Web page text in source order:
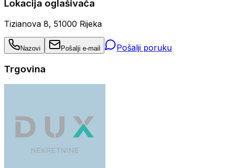
Lokacija oglašivača
Tizianova 8, 51000 Rijeka
Nazovi Pošalji e-mail Pošalji poruku
Trgovina